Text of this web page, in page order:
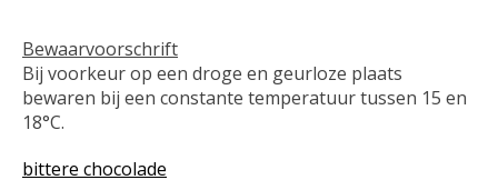
Bewaarvoorschrift
Bij voorkeur op een droge en geurloze plaats
bewaren bij een constante temperatuur tussen 15 en
18°C.
bittere chocolade